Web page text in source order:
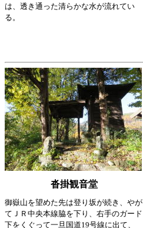
は、透き通った清らかな水が流れてい
る。
沓掛観音堂
御嶽山を望めた先は登り坂が続き、やが
てＪＲ中央本線脇を下り、右手のガード
下をくぐって一旦国道19号線に出て、